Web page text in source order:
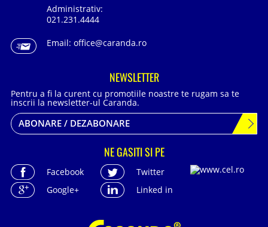
Administrativ:
021.231.4444
Email: office@caranda.ro
NEWSLETTER
Pentru a fi la curent cu promotiile noastre te rugam sa te
inscrii la newsletter-ul Caranda.
ABONARE / DEZABONARE
NE GASITI SI PE
Facebook
Twitter
Google+
Linked in